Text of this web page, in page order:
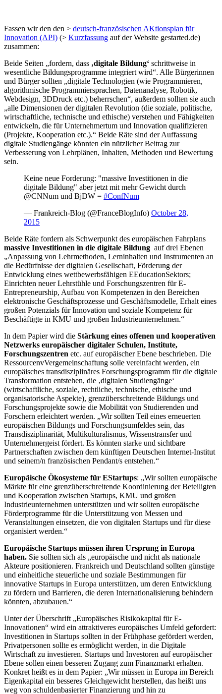
Fassen wir den den > deutsch-französischen AKtionsplan für
Innovation (API) (> Kurzfassung auf der Website gestarted.de)
zusammen:
Beide Seiten „fordern, dass ‚digitale Bildung‘ schrittweise in
wesentliche Bildungsprogramme integriert wird“. Alle Bürgerinnen
und Bürger sollten „digitale Technologien (wie Programmieren,
algorithmische Programmiersprachen, Datenanalyse, Robotik,
Webdesign, 3D­Druck etc.) beherrschen“, außerdem sollten sie auch
„alle Dimensionen der digitalen Revolution (die soziale, politische,
wirtschaftliche, technische und ethische) verstehen und Fähigkeiten
entwickeln, die für Unternehmertum und Innovation qualifizieren
(Projekte, Kooperation etc.).“ Beide Räte sind der Auffassung
digitale Studiengänge könnten ein nützlicher Beitrag zur
Verbesserung von Lehrplänen, Inhalten, Methoden und Bewertung
sein.
Keine neue Forderung: "massive Investitionen in die
digitale Bildung" aber jetzt mit mehr Gewicht durch
@CNNum und BjDW = #ConfNum
— Frankreich-Blog (@FranceBlogInfo) October 28,
2015
Beide Räte fordern als Schwerpunkt des europäischen Fahrplans
massive Investitionen in die digitale Bildung ­ auf drei Ebenen
„Anpassung von Lehrmethoden, Lerninhalten und Instrumenten an
die Bedürfnisse der digitalen Gesellschaft, Förderung der
Entwicklung eines wettbewerbsfähigen E­Education­Sektors;
Einrichten neuer Lehrstühle und Forschungszentren für E­
Entrepreneurship, Aufbau von Kompetenzen in den Bereichen
elektronische Geschäftsprozesse und Geschäftsmodelle, Erhalt eines
großen Potenzials für Innovation und soziale Kompetenz für
Beschäftigte in KMU und großen Industrieunternehmen.“
In dem Papier wird die Stärkung eines offenen und kooperativen
Netzwerks europäischer digitaler Schulen, Institute,
Forschungszentren etc. auf europäischer Ebene beschrieben. Die
Ressourcen­vVergemeinschaftung solle vereinfacht werden, ein
europäisches transdisziplinäres Forschungsprogramm für die digitale
Transformation entstehen, die ‚digitalen Studiengänge‘
(wirtschaftliche, soziale, rechtliche, technische, ethische und
organisatorische Aspekte), grenzüberschreitende Bildungs­ und
Forschungsprojekte sowie die Mobilität von Studierenden und
Forschern erleichtert werden. „Wir sollten Teil eines erneuerten
europäischen Bildungs­ und Forschungsumfeldes sein, das
Transdisziplinarität, Multikulturalismus, Wissenstransfer und
Unternehmergeist fördert. Es könnten starke und sichtbare
Partnerschaften zwischen dem künftigen Deutschen Internet-­Institut
und seinem/n französischen Pendant/s entstehen.“
Europäische Ökosysteme für E­Startups: „Wir sollten europäische
Märkte für eine grenzüberschreitende Koordinierung der Beteiligten
und Kooperation zwischen Startups, KMU und großen
Industrieunternehmen unterstützen und wir sollten europäische
Förderprogramme für die Unterstützung von Messen und
Veranstaltungen einsetzen, die von digitalen Startups und für diese
organisiert werden.“
Europäische Startups müssen ihren Ursprung in Europa
haben. Sie sollten sich als „europäische und nicht als nationale
Akteure positionieren. Frankreich und Deutschland sollten günstige
und einheitliche steuerliche und soziale Bestimmungen für
innovative Startups in Europa unterstützen, um deren Entwicklung
zu fördern und Barrieren, die deren Internationalisierung behindern
könnten, abzubauen.“
Unter der Überschrift „Europäisches Risikokapital für E­
Innovationen“ wird ein attraktiveres europäisches Umfeld gefordert:
Investitionen in Startups sollten in der Frühphase gefördert werden,
Privatpersonen sollte es ermöglicht werden, in die Digitale
Wirtschaft zu investieren. Startups und Investoren auf europäischer
Ebene sollen einen besseren Zugang zum Finanzmarkt erhalten.
Konkret heißt es in dem Papier: „Wir müssen in Europa im Bereich
Eigenkapital ein besseres Gleichgewicht herstellen, das heißt uns
weg von schuldenbasierter Finanzierung und hin zu